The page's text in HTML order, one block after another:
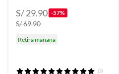
S/ 29.90 -57%
S/ 69.90
Retira mañana
(2)